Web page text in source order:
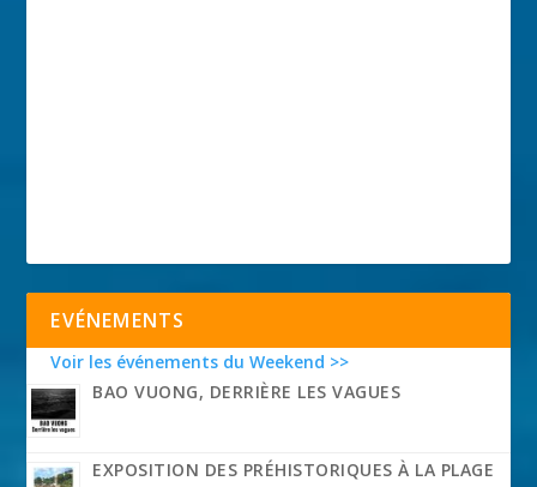
EVÉNEMENTS
Voir les événements du Weekend >>
BAO VUONG, DERRIÈRE LES VAGUES
EXPOSITION DES PRÉHISTORIQUES À LA PLAGE